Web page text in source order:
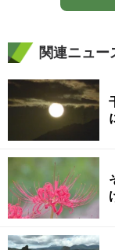
関連ニュー